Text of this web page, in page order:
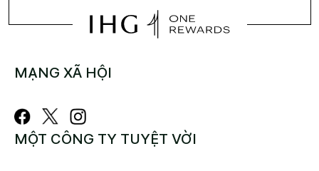
MẠNG XÃ HỘI
MỘT CÔNG TY TUYỆT VỜI